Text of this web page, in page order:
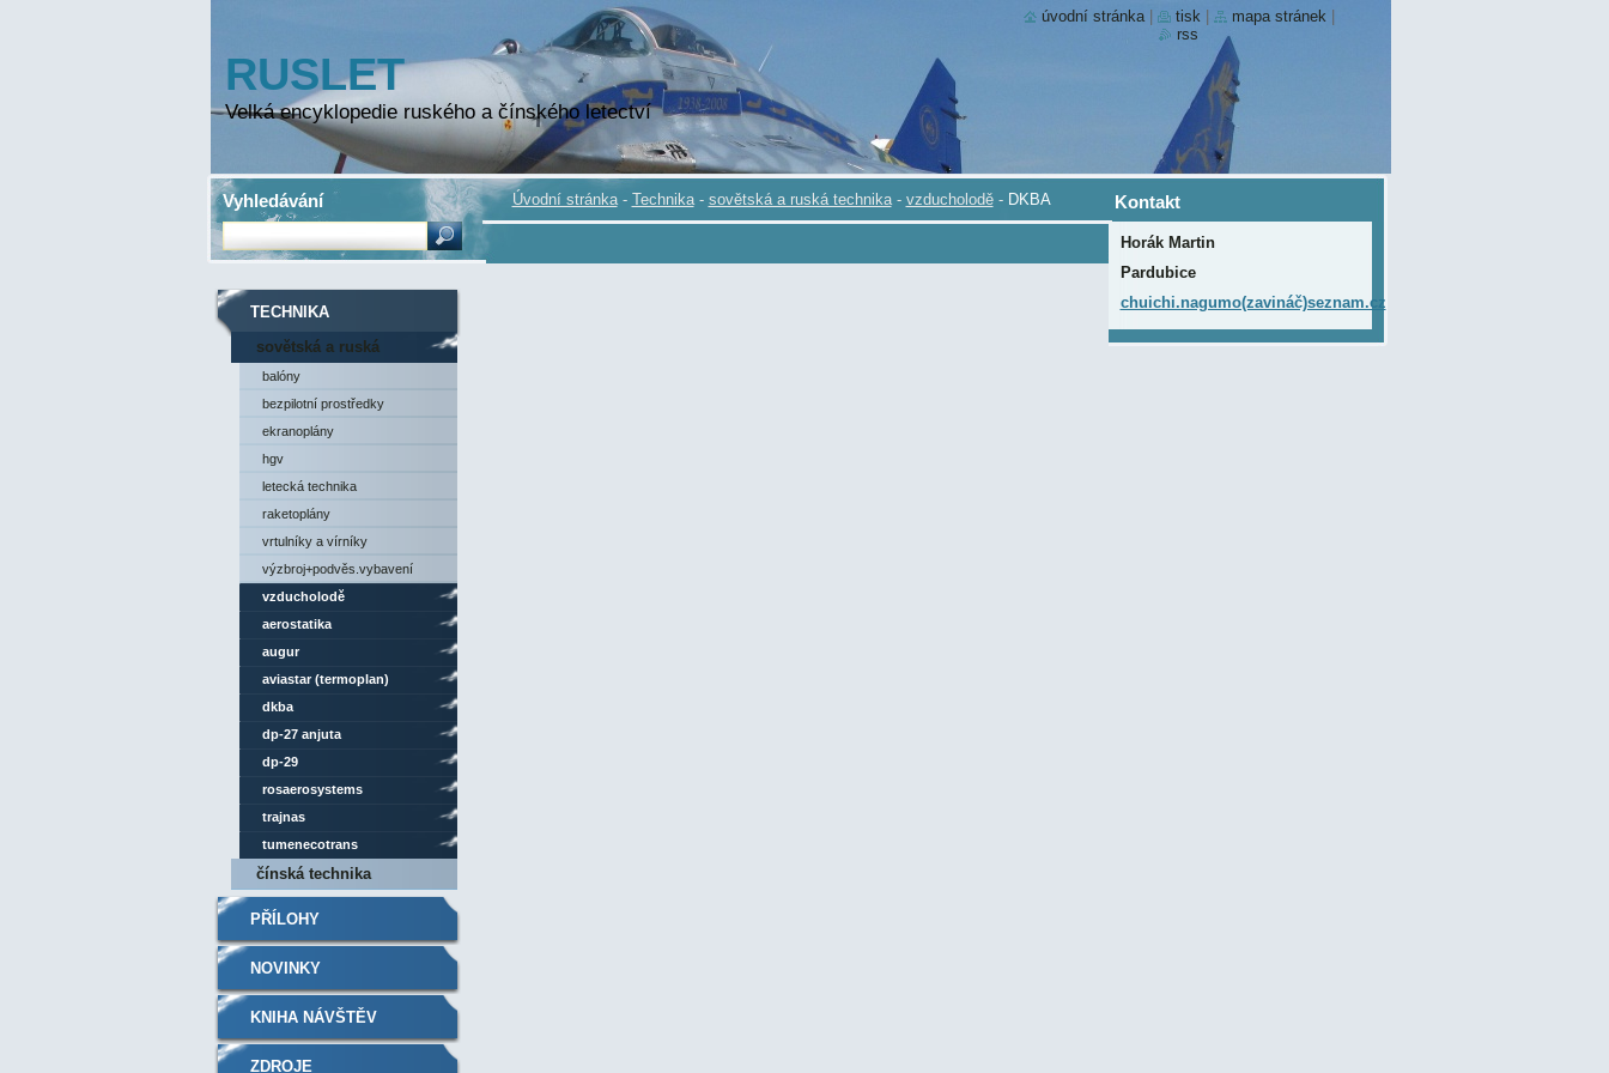
RUSLET
Velká encyklopedie ruského a čínského letectví
Úvodní stránka - Technika - sovětská a ruská technika - vzducholodě - DKBA
TECHNIKA
sovětská a ruská
technika
balóny
bezpilotní prostředky
ekranoplány
hgv
letecká technika
raketoplány
vrtulníky a vírníky
výzbroj+podvěs.vybavení
vzducholodě
aerostatika
augur
aviastar (termoplan)
dkba
dp-27 anjuta
dp-29
rosaerosystems
trajnas
tumenecotrans
čínská technika
PŘÍLOHY
NOVINKY
KNIHA NÁVŠTĚV
ZDROJE
Kontakt
Horák Martin
Pardubice
chuichi.nagumo(zavináč)seznam.cz
Vyhledávání
úvodní stránka tisk mapa stránek
rss